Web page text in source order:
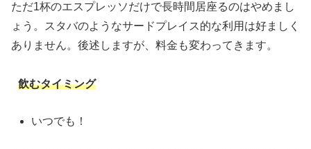
ただ1杯のエスプレッソだけで長時間居座るのはやめまし
ょう。スタバのようなサードプレイス的な利用は好ましく
ありません。後述しますが、料金も変わってきます。
飲むタイミング
いつでも！